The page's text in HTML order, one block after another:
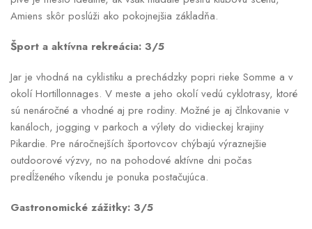
Amiens skôr poslúži ako pokojnejšia základňa.
Šport a aktívna rekreácia: 3/5
Jar je vhodná na cyklistiku a prechádzky popri rieke Somme a v
okolí Hortillonnages. V meste a jeho okolí vedú cyklotrasy, ktoré
sú nenáročné a vhodné aj pre rodiny. Možné je aj člnkovanie v
kanáloch, jogging v parkoch a výlety do vidieckej krajiny
Pikardie. Pre náročnejších športovcov chýbajú výraznejšie
outdoorové výzvy, no na pohodové aktívne dni počas
predĺženého víkendu je ponuka postačujúca.
Gastronomické zážitky: 3/5